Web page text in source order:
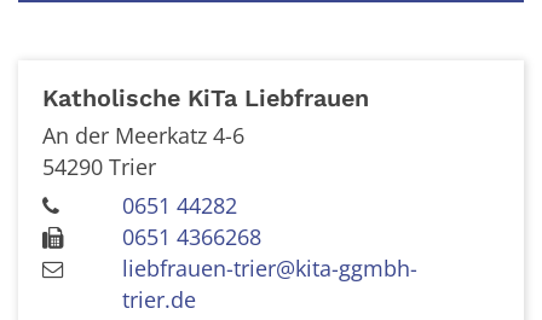
Katholische KiTa Liebfrauen
An der Meerkatz 4-6
54290 Trier
0651 44282
0651 4366268
liebfrauen-trier@kita-ggmbh-
trier.de